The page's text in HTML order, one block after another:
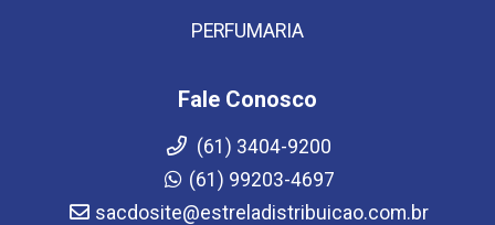
PERFUMARIA
Fale Conosco
(61) 3404-9200
(61) 99203-4697
sacdosite@estreladistribuicao.com.br